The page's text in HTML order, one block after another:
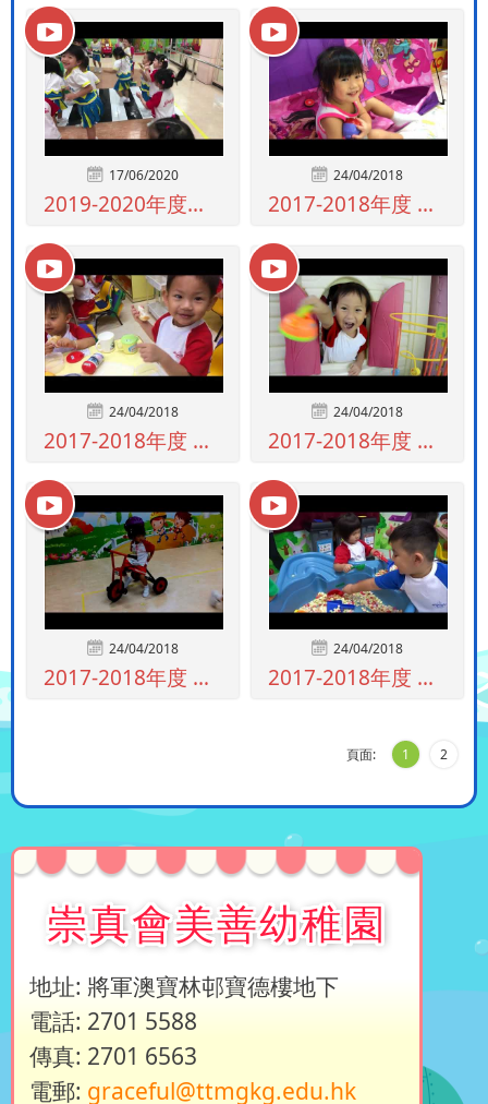
17/06/2020
2019-2020年度上午及全日幼兒一組
24/04/2018
2017-2018年度 全幼三組快樂的一...
24/04/2018
2017-2018年度 上幼二組快樂的一...
24/04/2018
2017-2018年度 上幼三組快樂的一...
24/04/2018
2017-2018年度 全幼二組快樂的一...
24/04/2018
2017-2018年度 上全幼一組快樂的...
頁面: 1 2
崇真會美善幼稚園
地址: 將軍澳寶林邨寶德樓地下
電話: 2701 5588
傳真: 2701 6563
電郵: graceful@ttmgkg.edu.hk